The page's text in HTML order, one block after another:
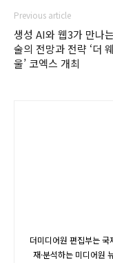
Previous article
생성 AI와 웹3가 만나
술의 전망과 전략 ‘더
울’ 코엑스 개최
더미디어원 편집부는 국
재·분석하는 미디어원